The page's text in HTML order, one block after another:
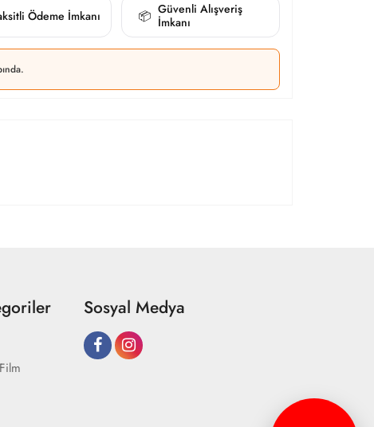
Ödeme İmkanı 📦 Güvenli Alışveriş
İmkanı
Sosyal Medya